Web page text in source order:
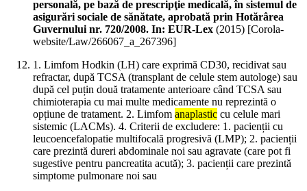
personală, pe bază de prescripţie medicală, în sistemul de
asigurări sociale de sănătate, aprobată prin Hotărârea
Guvernului nr. 720/2008. In: EUR-Lex (2015) [Corola-
website/Law/266067_a_267396]
1. Limfom Hodkin (LH) care exprimă CD30, recidivat sau
refractar, după TCSA (transplant de celule stem autologe) sau
după cel puțin două tratamente anterioare când TCSA sau
chimioterapia cu mai multe medicamente nu reprezintă o
opțiune de tratament. 2. Limfom anaplastic cu celule mari
sistemic (LACMs). 4. Criterii de excludere: 1. pacienții cu
leucoencefalopatie multifocală progresivă (LMP); 2. pacienții
care prezintă dureri abdominale noi sau agravate (care pot fi
sugestive pentru pancreatita acută); 3. pacienții care prezintă
simptome pulmonare noi sau